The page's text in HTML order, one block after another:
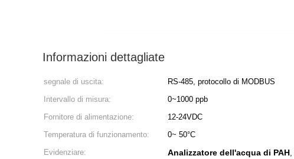
Informazioni dettagliate
segnale di uscita: RS-485, protocollo di MODBUS
Intervallo di misura:
0~1000 ppb
Fornitore di alimentazione:
12-24VDC
Temperatura di funzionamento:
0~ 50°C
Evidenziare:
Analizzatore dell'acqua di PAH,